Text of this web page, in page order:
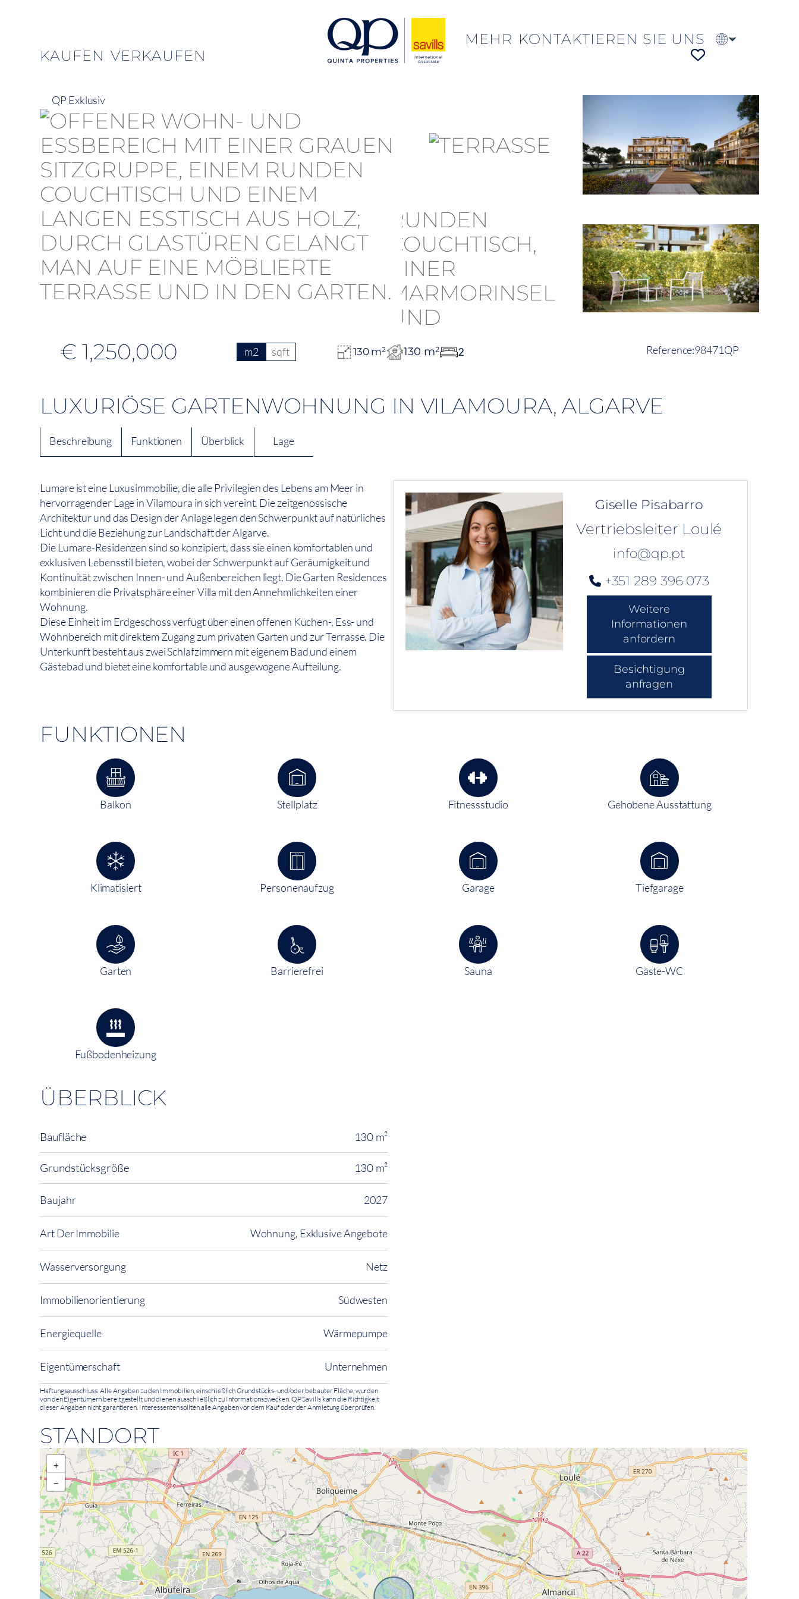
KAUFEN VERKAUFEN
MEHR KONTAKTIEREN SIE UNS
QP Exklusiv
€ 1,250,000 m2 sqft 130 m² 130 m² 2 98471QP
LUXURIÖSE GARTENWOHNUNG IN VILAMOURA, ALGARVE
Beschreibung Funktionen Überblick Lage
Lumare ist eine Luxusimmobilie, die alle Privilegien des Lebens am Meer in
hervorragender Lage in Vilamoura in sich vereint. Die zeitgenössische
Architektur und das Design der Anlage legen den Schwerpunkt auf natürliches
Licht und die Beziehung zur Landschaft der Algarve.
Die Lumare-Residenzen sind so konzipiert, dass sie einen komfortablen und
exklusiven Lebensstil bieten, wobei der Schwerpunkt auf Geräumigkeit und
Kontinuität zwischen Innen- und Außenbereichen liegt. Die Garten Residences
kombinieren die Privatsphäre einer Villa mit den Annehmlichkeiten einer
Wohnung.
Diese Einheit im Erdgeschoss verfügt über einen offenen Küchen-, Ess- und
Wohnbereich mit direktem Zugang zum privaten Garten und zur Terrasse. Die
Unterkunft besteht aus zwei Schlafzimmern mit eigenem Bad und einem
Gästebad und bietet eine komfortable und ausgewogene Aufteilung.
Giselle Pisabarro
Vertriebsleiter Loulé
info@qp.pt
+351 289 396 073
Weitere
Informationen
anfordern
Besichtigung
anfragen
FUNKTIONEN
Balkon Stellplatz Fitnessstudio Gehobene Ausstattung
Klimatisiert Personenaufzug Garage Tiefgarage
Garten Barrierefrei Sauna Gäste-WC
Fußbodenheizung
ÜBERBLICK
Baufläche 130 m²
Grundstücksgröße 130 m²
Baujahr 2027
Art Der Immobilie Wohnung, Exklusive Angebote
Wasserversorgung Netz
Immobilienorientierung Südwesten
Energiequelle Wärmepumpe
Eigentümerschaft Unternehmen
Haftungsausschluss: Alle Angaben zu den Immobilien, einschließlich Grundstücks- und/oder bebauter Fläche, wurden
von den Eigentümern bereitgestellt und dienen ausschließlich zu Informationszwecken. QP Savills kann die Richtigkeit
dieser Angaben nicht garantieren. Interessenten sollten alle Angaben vor dem Kauf oder der Anmietung überprüfen.
STANDORT
+
−